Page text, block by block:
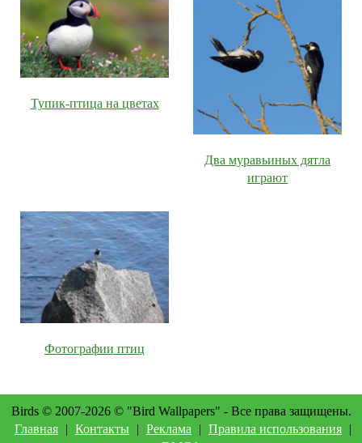
Тупик-птица на цветах
Два муравьиных дятла
играют
Фотографии птиц
Birds © 2007-2026 © "Bird Wallpapers" - Все права защищены.
Главная | Контакты | Реклама | Правила использования |